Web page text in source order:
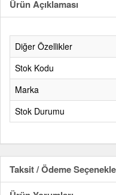
Ürün Açıklaması
Diğer Özellikler
Stok Kodu
Marka
Stok Durumu
Taksit / Ödeme